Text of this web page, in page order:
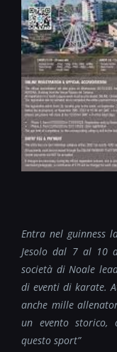
Entra nel guinness
Jesolo dal 7 al 10
società di Noale
di eventi di karate.
anche mille
un evento
questo sport”